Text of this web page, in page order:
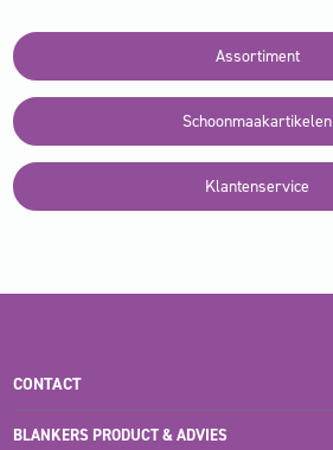
Assortiment
Schoonmaakartikelen
Klantenservice
CONTACT
BLANKERS PRODUCT & ADVIES